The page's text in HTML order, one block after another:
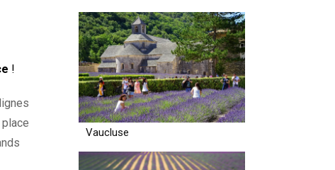
!
Vaucluse